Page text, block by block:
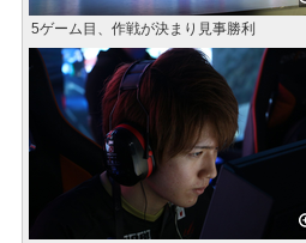
5ゲーム目、作戦が決まり見事勝利